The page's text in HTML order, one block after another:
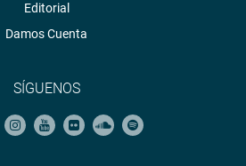
Editorial
Damos Cuenta
SÍGUENOS